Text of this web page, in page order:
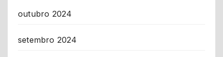
outubro 2024
setembro 2024